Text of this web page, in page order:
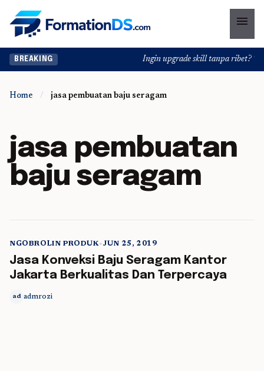
menu
BREAKING Ingin upgrade skill tanpa ribet?
Home / jasa pembuatan baju seragam
jasa pembuatan
baju seragam
5 min read
NGOBROLIN PRODUK•JUN 25, 2019
Jasa Konveksi Baju Seragam Kantor
Jakarta Berkualitas Dan Terpercaya
ad admrozi